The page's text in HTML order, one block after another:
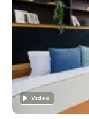
Video